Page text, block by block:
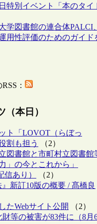
特別イベント「本のタイ
学図書館の連合体PALCI、
用性評価のためのガイド
：
本日）
ト「LOVOT（らぼっ
割も担う
（2）
図書館と市町村立図書館
」の今とこれから」
信あり）
（2）
新訂10版の概要 / 髙橋良
たWebサイト公開
（2）
等の被害が83件に（8月